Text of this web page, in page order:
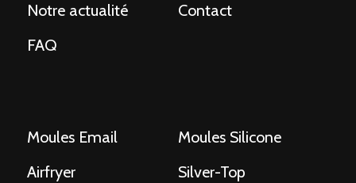
Notre actualité
Contact
FAQ
Moules Email
Moules Silicone
Airfryer
Silver-Top